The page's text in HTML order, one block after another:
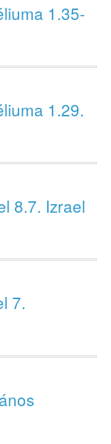
1.35-
1.29.
8.7. Izrael
7.